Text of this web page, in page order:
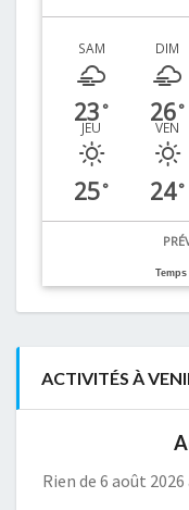
SAM
23 °
DIM
26°
JEU
25°
VEN
24°
ACTIVITÉS À
Rien de 6 août